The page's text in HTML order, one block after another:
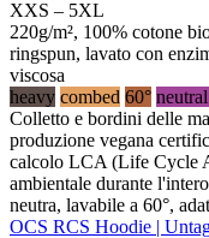
XXS – 5XL
220g/m², 100% cotone
ringspun, lavato con
viscosa
heavy combed 60°
Colletto e bordini delle
produzione vegana
calcolo LCA (Life Cycle
ambientale durante
neutra, lavabile a 60°,
OCS RCS Hoodie |